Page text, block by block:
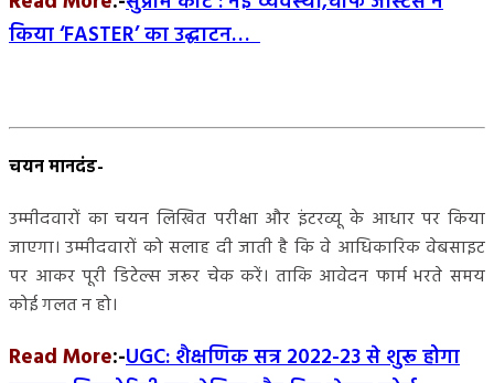
किया ‘FASTER’ का उद्घाटन…
चयन मानदंड-
उम्मीदवारों का चयन लिखित परीक्षा और इंटरव्यू के आधार पर किया
जाएगा। उम्मीदवारों को सलाह दी जाती है कि वे आधिकारिक वेबसाइट
पर आकर पूरी डिटेल्स जरूर चेक करें। ताकि आवेदन फार्म भरते समय
कोई गलत न हो।
Read More:-UGC: शैक्षणिक सत्र 2022-23 से शुरू होगा